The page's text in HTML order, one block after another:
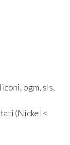
ogm, sls,
(Nickel <